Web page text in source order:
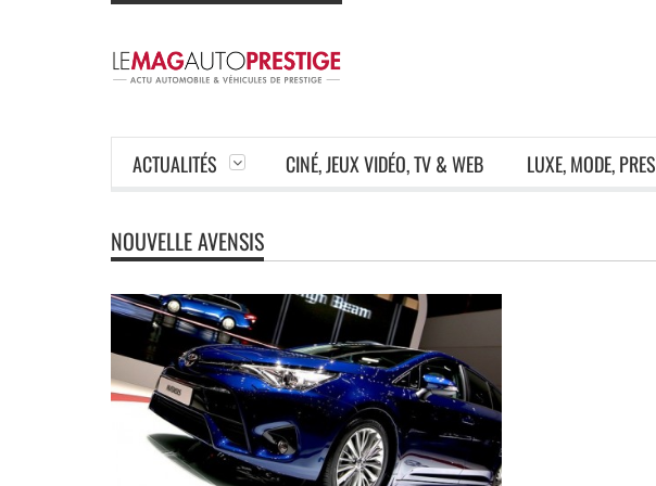
ACTUALITÉS CINÉ, JEUX VIDÉO, TV & WEB LUXE, MODE,
NOUVELLE AVENSIS